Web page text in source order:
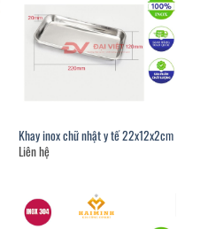
Khay inox chữ nhật y tế 22x12x2cm
Liên hệ